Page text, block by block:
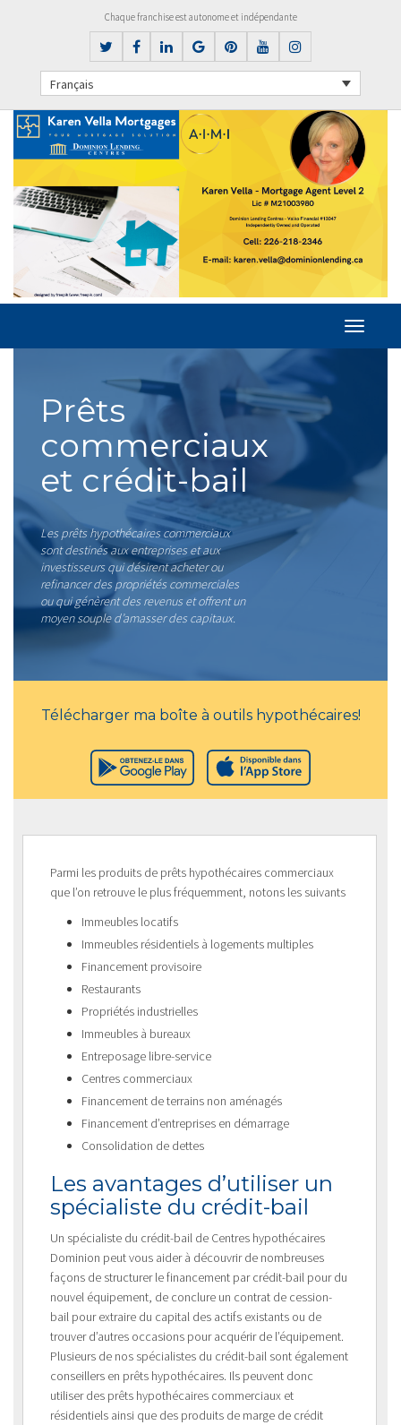
Chaque franchise est autonome et indépendante
Français
Prêts
commerciaux
et crédit-bail
Les prêts hypothécaires commerciaux
sont destinés aux entreprises et aux
investisseurs qui désirent acheter ou
refinancer des propriétés commerciales
ou qui génèrent des revenus et offrent un
moyen souple d’amasser des capitaux.
Télécharger ma boîte à outils hypothécaires!
Parmi les produits de prêts hypothécaires commerciaux
que l’on retrouve le plus fréquemment, notons les suivants
Immeubles locatifs
Immeubles résidentiels à logements multiples
Financement provisoire
Restaurants
Propriétés industrielles
Immeubles à bureaux
Entreposage libre-service
Centres commerciaux
Financement de terrains non aménagés
Financement d’entreprises en démarrage
Consolidation de dettes
Les avantages d’utiliser un
spécialiste du crédit-bail
Un spécialiste du crédit-bail de Centres hypothécaires
Dominion peut vous aider à découvrir de nombreuses
façons de structurer le financement par crédit-bail pour du
nouvel équipement, de conclure un contrat de cession-
bail pour extraire du capital des actifs existants ou de
trouver d’autres occasions pour acquérir de l’équipement.
Plusieurs de nos spécialistes du crédit-bail sont également
conseillers en prêts hypothécaires. Ils peuvent donc
utiliser des prêts hypothécaires commerciaux et
résidentiels ainsi que des produits de marge de crédit